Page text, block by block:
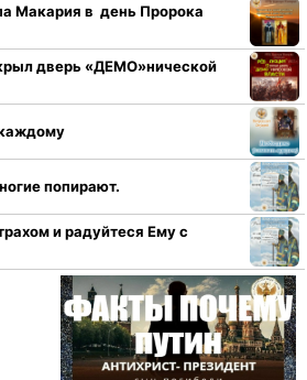
Макария в день Пророка
дверь «ДЕМО»нической
попирают.
и радуйтеся Ему с